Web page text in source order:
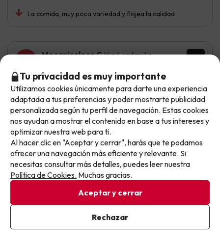
La comida, muy poca variedad y flojea la calidad
8
Mecanicoloco C Viajó en familia
La cercanía de la playa
Todo bien Pero mejorable el estado de las abitaciones
Muy bien
Mostrar más opiniones
Si tienes dudas antes de reservar, puedes consultar nuestro
apartado de
No llegas tarde: llegas al siguiente.
Este chollo ya ha caducado, pero cada día lanzamos
nuevas oportunidades para viajar mejor y pagar
menos.
Apúntate y que el próximo no se te escape.
Pon tu mejor e-mail
Ya estoy suscrito
Al suscribirte, confirmas haber leído y estar de acuerdo con la
Tu privacidad es muy importante
Utilizamos cookies únicamente para darte una experiencia
adaptada a tus preferencias y poder mostrarte publicidad
personalizada según tu perfil de navegación. Estas cookies
nos ayudan a mostrar el contenido en base a tus intereses y
optimizar nuestra web para ti.
Al hacer clic en "Aceptar y cerrar", harás que te podamos
ofrecer una navegación más eficiente y relevante. Si
necesitas consultar más detalles, puedes leer nuestra
Política de Cookies. Muchas gracias.
Aceptar y cerrar
Rechazar